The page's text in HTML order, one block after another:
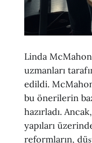
Linda
uzmanları
edildi.
bu önerilerin
hazırladı.
yapıları
reformların,